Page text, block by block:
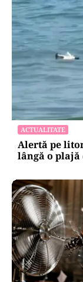
ACTUALITATE
Alertă pe
lângă o